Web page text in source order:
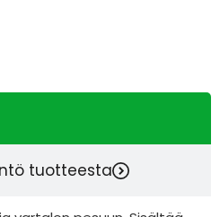
tuotteesta